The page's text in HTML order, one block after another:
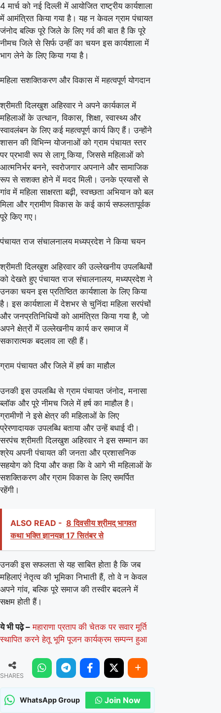
स्तर
पर
सम्मान,
दिवस
दिल्ली
में
होंगी
शामिल
4 मार्च को नई दिल्ली में आयोजित राष्ट्रीय कार्यशाला
में आमंत्रित किया गया है। यह न केवल ग्राम पंचायत
जंनोद बल्कि पूरे जिले के लिए गर्व की बात है कि पूरे
नीमच जिले से सिर्फ उन्हीं का चयन इस कार्यशाला में
भाग लेने के लिए किया गया है।
महिला सशक्तिकरण और विकास में महत्वपूर्ण योगदान
श्रीमती दिलखुश अहिरवार ने अपने कार्यकाल में
महिलाओं के उत्थान, विकास, शिक्षा, स्वास्थ्य और
स्वावलंबन के लिए कई महत्वपूर्ण कार्य किए हैं। उन्होंने
शासन की विभिन्न योजनाओं को ग्राम पंचायत स्तर
पर प्रभावी रूप से लागू किया, जिससे महिलाओं को
आत्मनिर्भर बनने, स्वरोजगार अपनाने और सामाजिक
रूप से सशक्त होने में मदद मिली। उनके प्रयासों से
गांव में महिला साक्षरता बढ़ी, स्वच्छता अभियान को बल
मिला और ग्रामीण विकास के कई कार्य सफलतापूर्वक
पूरे किए गए।
पंचायत राज संचालनालय मध्यप्रदेश ने किया चयन
श्रीमती दिलखुश अहिरवार की उल्लेखनीय उपलब्धियों
को देखते हुए पंचायत राज संचालनालय, मध्यप्रदेश ने
उनका चयन इस प्रतिष्ठित कार्यशाला के लिए किया
है। इस कार्यशाला में देशभर से चुनिंदा महिला सरपंचों
और जनप्रतिनिधियों को आमंत्रित किया गया है, जो
अपने क्षेत्रों में उल्लेखनीय कार्य कर समाज में
सकारात्मक बदलाव ला रही हैं।
ग्राम पंचायत और जिले में हर्ष का माहौल
उनकी इस उपलब्धि से ग्राम पंचायत जंनोद, मनासा
ब्लॉक और पूरे नीमच जिले में हर्ष का माहौल है।
ग्रामीणों ने इसे क्षेत्र की महिलाओं के लिए
प्रेरणादायक उपलब्धि बताया और उन्हें बधाई दी।
सरपंच श्रीमती दिलखुश अहिरवार ने इस सम्मान का
श्रेय अपनी पंचायत की जनता और प्रशासनिक
सहयोग को दिया और कहा कि वे आगे भी महिलाओं के
सशक्तिकरण और ग्राम विकास के लिए समर्पित
रहेंगी।
ALSO READ - 8 दिवसीय श्रीमद् भागवत
कथा भक्ति ज्ञानयज्ञ 17 सितंबर से
उनकी इस सफलता से यह साबित होता है कि जब
महिलाएं नेतृत्व की भूमिका निभाती हैं, तो वे न केवल
अपने गांव, बल्कि पूरे समाज की तस्वीर बदलने में
सक्षम होती हैं।
ये भी पढ़े – महाराणा प्रताप की चेतक पर सवार मूर्ति
स्थापित करने हेतू भूमि पूजन कार्यक्रम सम्पन्न हुआ
SHARES
WhatsApp Group Join Now